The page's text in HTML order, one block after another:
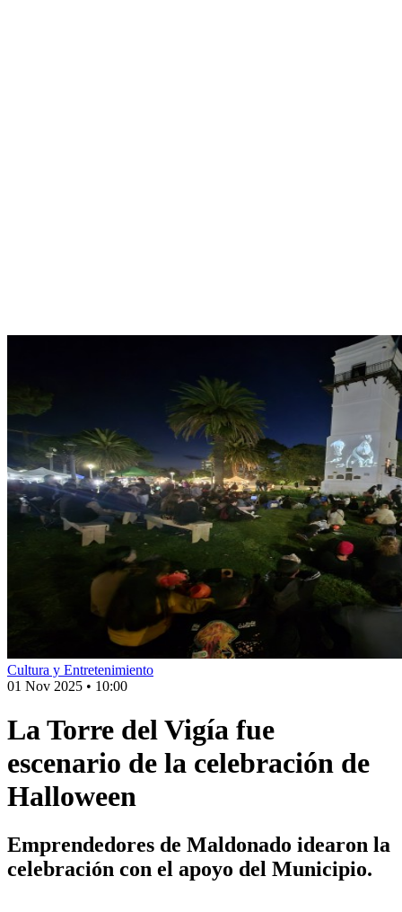
Cultura y Entretenimiento
01 Nov 2025 • 10:00
La Torre del Vigía fue
escenario de la celebración de
Halloween
Emprendedores de Maldonado idearon la
celebración con el apoyo del Municipio.